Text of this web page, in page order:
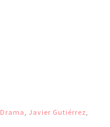
Drama, Javier Gutiérrez,